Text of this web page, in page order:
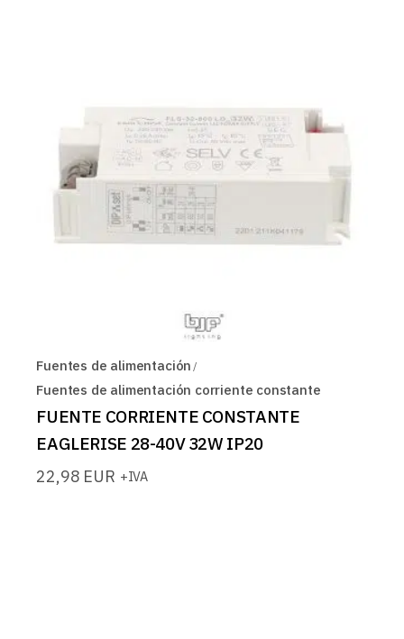
Fuentes de alimentación
Fuentes de alimentación corriente constante
FUENTE CORRIENTE CONSTANTE
EAGLERISE 28-40V 32W IP20
22,98 EUR +IVA